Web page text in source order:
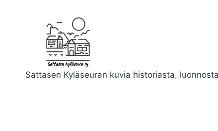
Sattasen Kyläseuran kuvia historiasta,